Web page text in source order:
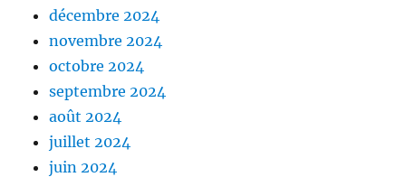
décembre 2024
novembre 2024
octobre 2024
septembre 2024
août 2024
juillet 2024
juin 2024